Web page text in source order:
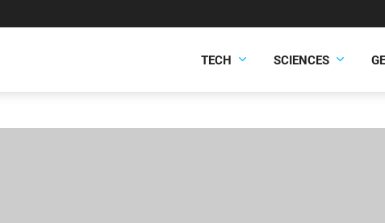
TECH SCIENCES